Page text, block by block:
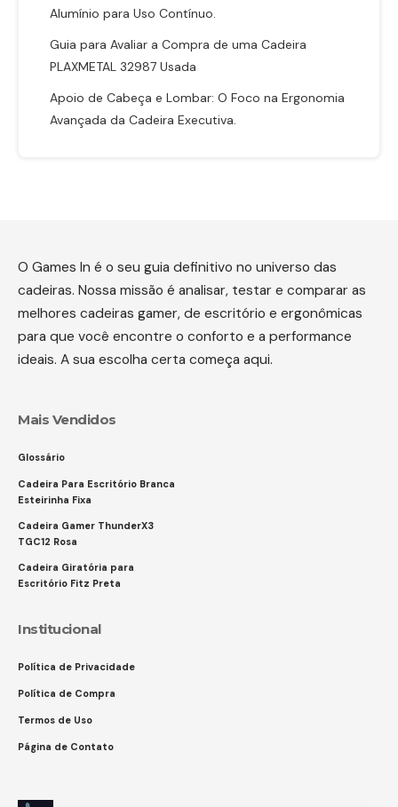
Alumínio para Uso Contínuo.
Guia para Avaliar a Compra de uma Cadeira
PLAXMETAL 32987 Usada
Apoio de Cabeça e Lombar: O Foco na Ergonomia
Avançada da Cadeira Executiva.
O Games In é o seu guia definitivo no universo das
cadeiras. Nossa missão é analisar, testar e comparar as
melhores cadeiras gamer, de escritório e ergonômicas
para que você encontre o conforto e a performance
ideais. A sua escolha certa começa aqui.
Mais Vendidos
Glossário
Cadeira Para Escritório Branca
Esteirinha Fixa
Cadeira Gamer ThunderX3
TGC12 Rosa
Cadeira Giratória para
Escritório Fitz Preta
Institucional
Política de Privacidade
Política de Compra
Termos de Uso
Página de Contato